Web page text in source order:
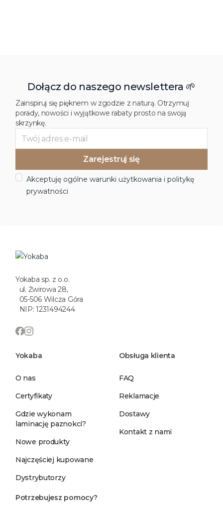
Dołącz do naszego newslettera 🌱
Zainspiruj się pięknem w zgodzie z naturą. Otrzymuj
porady, nowości i wyjątkowe rabaty prosto na swoją
skrzynkę.
Akceptuję ogólne warunki użytkowania i politykę
prywatności
Yokaba sp. z o.o.
ul. Żwirowa 28,
05-506 Wilcza Góra
NIP: 1231494244
Yokaba
O nas
Certyfikaty
Gdzie wykonam
laminację paznokci?
Nowe produkty
Najczęściej kupowane
Dystrybutorzy
Obsługa klienta
FAQ
Reklamacje
Dostawy
Kontakt z nami
Potrzebujesz pomocy?